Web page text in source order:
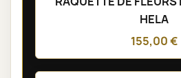
HELA
155,00 €